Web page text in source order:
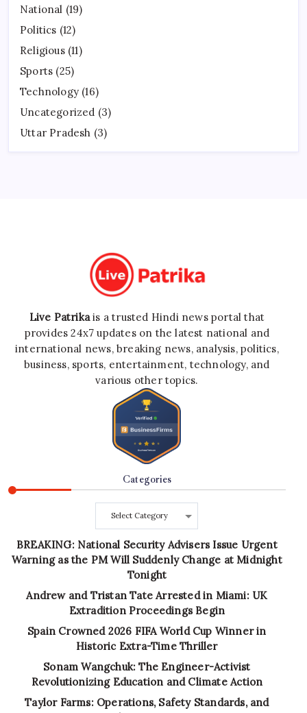
National (19)
Politics (12)
Religious(11)
Sports (25)
Technology (16)
Uncategorized (3)
Uttar Pradesh (3)
Live Patrikais a trusted Hindi news portal that
provides 24x7 updates on the latest national and
international news, breaking news, analysis, politics,
business, sports, entertainment, technology, and
various other topics.
Categories
Categories
BREAKING: National Security Advisers Issue Urgent
Warning as the PM Will Suddenly Change at Midnight
Tonight
Andrew and Tristan Tate Arrested in Miami: UK
Extradition Proceedings Begin
Spain Crowned 2026 FIFA World Cup Winner in
Historic Extra-Time Thriller
Sonam Wangchuk: The Engineer-Activist
Revolutionizing Education and Climate Action
Taylor Farms: Operations, Safety Standards, and